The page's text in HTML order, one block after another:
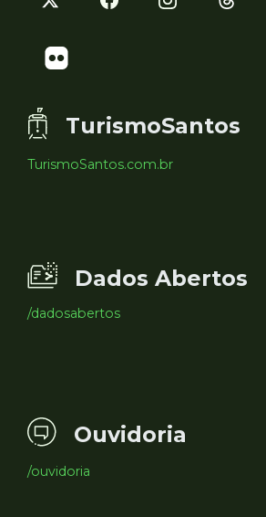
TurismoSantos
TurismoSantos.com.br
Dados Abertos
/dadosabertos
Ouvidoria
/ouvidoria